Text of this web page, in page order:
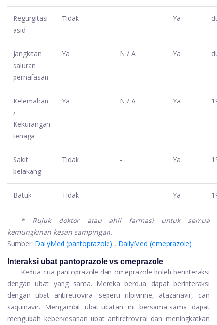
Regurgitasi
asid
Tidak - Ya
Jangkitan
saluran
pernafasan
Ya N / A Ya
Kelemahan
/
Kekurangan
tenaga
Ya N / A Ya
Sakit
belakang
Tidak - Ya
Batuk Tidak - Ya
* Rujuk doktor atau ahli farmasi untuk semua
kemungkinan kesan sampingan.
Sumber: DailyMed (pantoprazole) , DailyMed (omeprazole)
Interaksi ubat pantoprazole vs omeprazole
Kedua-dua pantoprazole dan omeprazole boleh berinteraksi
dengan ubat yang sama. Mereka berdua dapat berinteraksi
dengan ubat antiretroviral seperti rilpivirine, atazanavir, dan
saquinavir. Mengambil ubat-ubatan ini bersama-sama dapat
mengubah keberkesanan ubat antiretroviral dan meningkatkan